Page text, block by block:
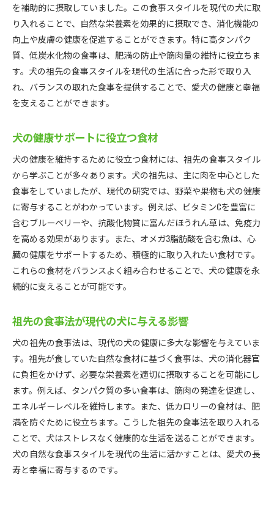
を補助的に摂取していました。この食事スタイルを現代の犬に取
り入れることで、自然な栄養素を効果的に摂取でき、消化機能の
向上や皮膚の健康を促進することができます。特に高タンパク
質、低炭水化物の食事は、肥満の防止や筋肉量の維持に役立ちま
す。犬の祖先の食事スタイルを現代の生活に合った形で取り入
れ、バランスの取れた食事を提供することで、愛犬の健康と幸福
を支えることができます。
犬の健康サポートに役立つ食材
犬の健康を維持するために役立つ食材には、祖先の食事スタイル
から学ぶことが多々あります。犬の祖先は、主に肉を中心とした
食事をしていましたが、現代の研究では、野菜や果物も犬の健康
に寄与することがわかっています。例えば、ビタミンCを豊富に
含むブルーベリーや、抗酸化物質に富んだほうれん草は、免疫力
を高める効果があります。また、オメガ3脂肪酸を含む魚は、心
臓の健康をサポートするため、積極的に取り入れたい食材です。
これらの食材をバランスよく組み合わせることで、犬の健康を永
続的に支えることが可能です。
祖先の食事法が現代の犬に与える影響
犬の祖先の食事法は、現代の犬の健康に多大な影響を与えていま
す。祖先が食していた自然な食材に基づく食事は、犬の消化器官
に負担をかけず、必要な栄養素を適切に摂取することを可能にし
ます。例えば、タンパク質の多い食事は、筋肉の発達を促進し、
エネルギーレベルを維持します。また、低カロリーの食材は、肥
満を防ぐために役立ちます。こうした祖先の食事法を取り入れる
ことで、犬はストレスなく健康的な生活を送ることができます。
犬の自然な食事スタイルを現代の生活に活かすことは、愛犬の長
寿と幸福に寄与するのです。